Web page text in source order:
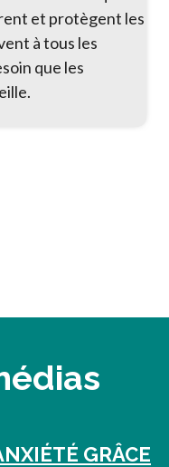
et protègent les
à tous les
que les
GRÂCE